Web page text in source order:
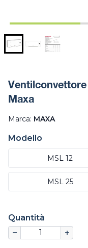
Maxa
Marca: MAXA
Modello
MSL 12
MSL 25
Quantità